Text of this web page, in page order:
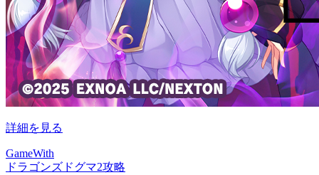
詳細を見る
GameWith
ドラゴンズドグマ2攻略